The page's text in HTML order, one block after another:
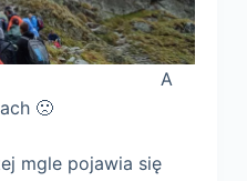
🙁
mgle pojawia się